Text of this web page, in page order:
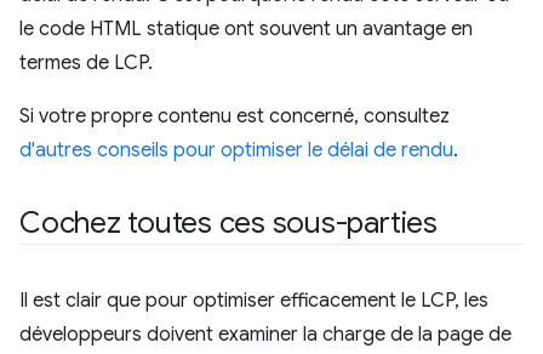
le code HTML statique ont souvent un avantage en
termes de LCP.
Si votre propre contenu est concerné, consultez
d'autres conseils pour optimiser le délai de rendu.
Cochez toutes ces sous-parties
Il est clair que pour optimiser efficacement le LCP, les
développeurs doivent examiner la charge de la page de